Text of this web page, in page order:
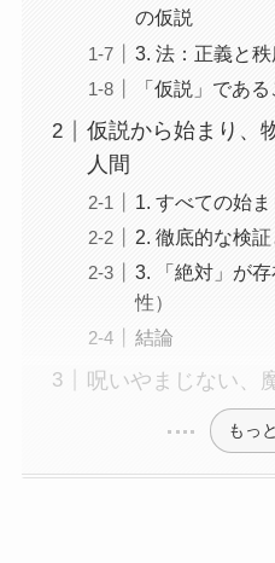
の仮説
3. 法：正義と
「仮説」であ
仮説から始まり、
人間
1. すべての始ま
2. 徹底的な検
3. 「絶対」が
性）
結論
呪いやまじない、
もっ